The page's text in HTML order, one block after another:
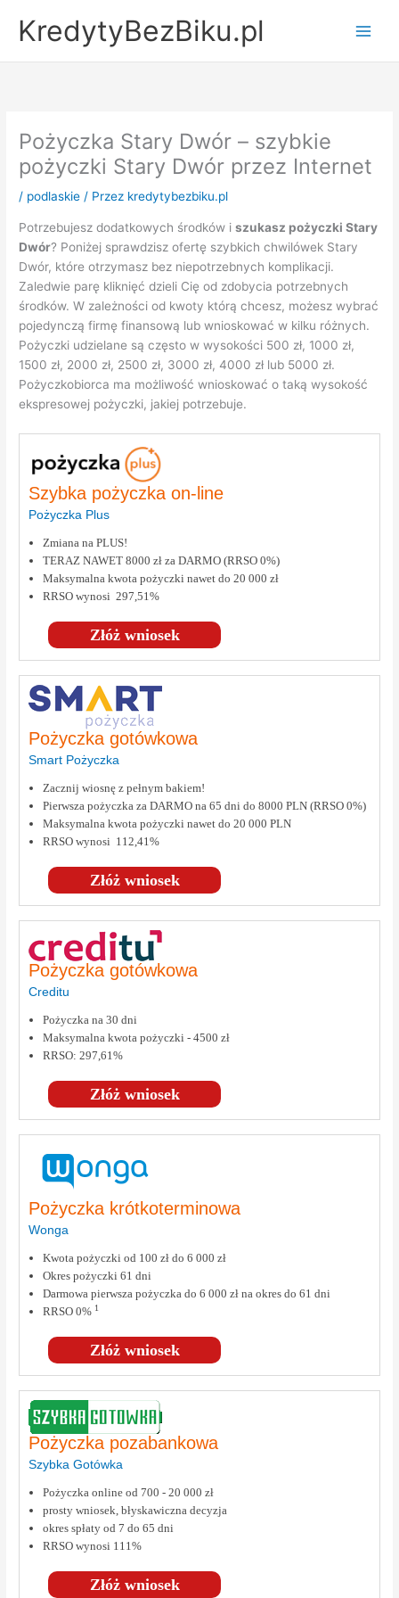
KredytyBezBiku.pl
Pożyczka Stary Dwór – szybkie
pożyczki Stary Dwór przez Internet
/ podlaskie / Przez kredytybezbiku.pl
Potrzebujesz dodatkowych środków iszukasz pożyczki Stary
Dwór? Poniżej sprawdzisz ofertę szybkich chwilówek Stary
Dwór, które otrzymasz bez niepotrzebnych komplikacji.
Zaledwie parę kliknięć dzieli Cię od zdobycia potrzebnych
środków. W zależności od kwoty którą chcesz, możesz wybrać
pojedynczą firmę finansową lub wnioskować w kilku różnych.
Pożyczki udzielane są często w wysokości 500 zł, 1000 zł,
1500 zł, 2000 zł, 2500 zł, 3000 zł, 4000 zł lub 5000 zł.
Pożyczkobiorca ma możliwość wnioskować o taką wysokość
ekspresowej pożyczki, jakiej potrzebuje.
Szybka pożyczka on-line
Pożyczka Plus
Złóż wniosek
Zmiana na PLUS!
TERAZ NAWET 8000 zł za DARMO (RRSO 0%)
Maksymalna kwota pożyczki nawet do 20 000 zł
RRSO wynosi 297,51%
Pożyczka gotówkowa
Smart Pożyczka
Złóż wniosek
Zacznij wiosnę z pełnym bakiem!
Pierwsza pożyczka za DARMO na 65 dni do 8000 PLN (RRSO 0%)
Maksymalna kwota pożyczki nawet do 20 000 PLN
RRSO wynosi 112,41%
Pożyczka gotówkowa
Creditu
Złóż wniosek
Pożyczka na 30 dni
Maksymalna kwota pożyczki - 4500 zł
RRSO: 297,61%
Pożyczka krótkoterminowa
Wonga
Złóż wniosek
Kwota pożyczki od 100 zł do 6 000 zł
Okres pożyczki 61 dni
Darmowa pierwsza pożyczka do 6 000 zł na okres do 61 dni
RRSO 0% 1
Pożyczka pozabankowa
Szybka Gotówka
Złóż wniosek
Pożyczka online od 700 - 20 000 zł
prosty wniosek, błyskawiczna decyzja
okres spłaty od 7 do 65 dni
RRSO wynosi 111%